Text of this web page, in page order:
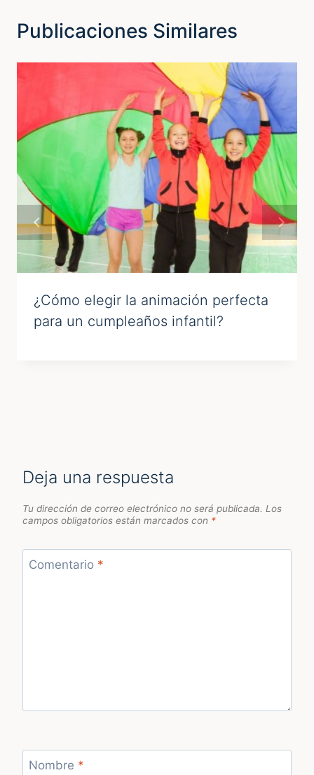
Publicaciones Similares
¿Cómo elegir la animación perfecta
para un cumpleaños infantil?
Deja una respuesta
Tu dirección de correo electrónico no será publicada. Los
campos obligatorios están marcados con *
Comentario *
Nombre *